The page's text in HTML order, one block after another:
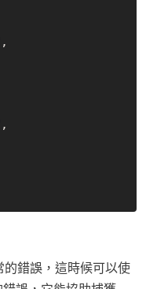
,
,
錯誤，這時候可以使